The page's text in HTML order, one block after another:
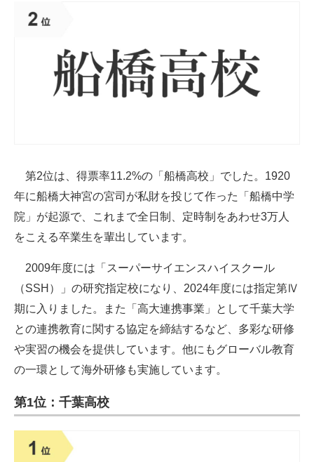
第2位は、得票率11.2%の「船橋高校」でした。1920
年に船橋大神宮の宮司が私財を投じて作った「船橋中学
院」が起源で、これまで全日制、定時制をあわせ3万人
をこえる卒業生を輩出しています。
2009年度には「スーパーサイエンスハイスクール
（SSH）」の研究指定校になり、2024年度には指定第Ⅳ
期に入りました。また「高大連携事業」として千葉大学
との連携教育に関する協定を締結するなど、多彩な研修
や実習の機会を提供しています。他にもグローバル教育
の一環として海外研修も実施しています。
第1位：千葉高校